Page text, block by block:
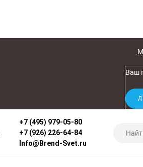
Ваш
+7 (495) 979-05-80
+7 (926) 226-64-84
Info@Brend-Svet.ru